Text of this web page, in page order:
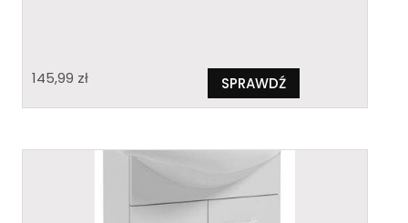
145,99 zł SPRAWDŹ